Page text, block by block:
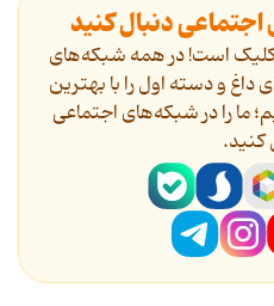
اجتماعی دنبال کنید
کلیک است! در همه شبکه‌های
و دسته اول را با بهترین
ما را در شبکه‌های اجتماعی
کنید.